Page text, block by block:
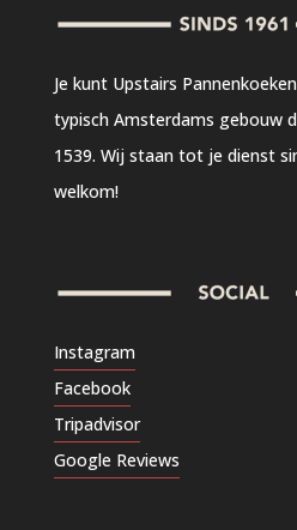
Je kunt Upstairs
typisch Amsterdams gebouw
1539. Wij staan tot je dienst
welkom!
Instagram
Facebook
Tripadvisor
Google Reviews